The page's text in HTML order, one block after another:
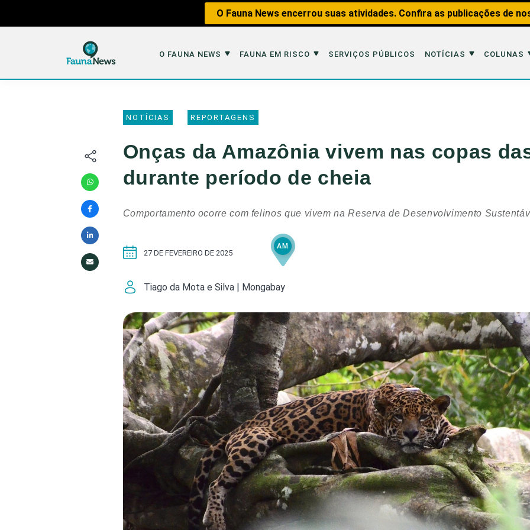
O Fauna News encerrou suas atividades. Confira as publicações de
O FAUNA NEWS FAUNA EM RISCO SERVIÇOS PÚBLICOS NOTÍCIAS COLUNAS
O Fauna News
Equipe
Parceiros
Republique
Contato/Mídia Kit
Fauna em Risco
Caça
Impactos dos Transportes
Analisando os Fatos
Entrevistas
Educação
Políticas
Saúde, Bicho
Segunda
Túnel do
Universo
NOTÍCIAS REPORTAGENS
Onças da Amazônia vivem nas copas
durante período de cheia
Comportamento ocorre com felinos que vivem na Reserva de Desenvolvimento
Tiago da Mota e Silva | Mongabay
27 DE FEVEREIRO DE 2025
AM